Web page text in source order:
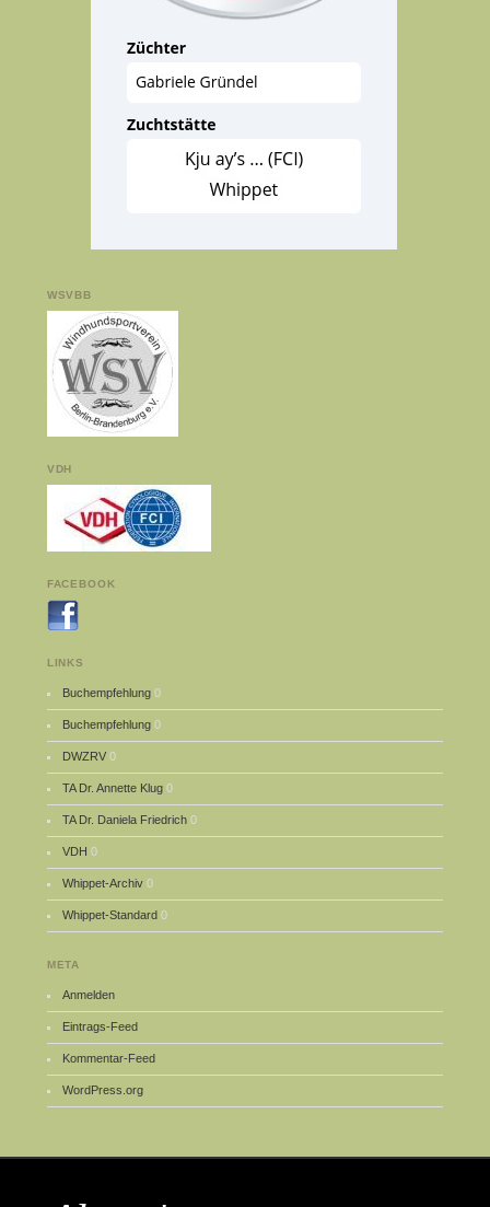
WSVBB
VDH
FACEBOOK
LINKS
Buchempfehlung 0
Buchempfehlung 0
DWZRV 0
TA Dr. Annette Klug 0
TA Dr. Daniela Friedrich 0
VDH 0
Whippet-Archiv 0
Whippet-Standard 0
META
Anmelden
Eintrags-Feed
Kommentar-Feed
WordPress.org